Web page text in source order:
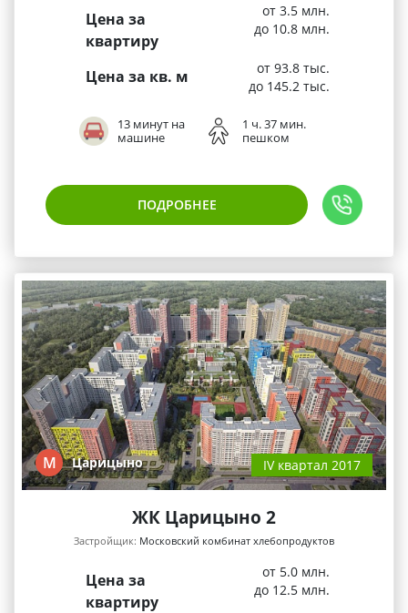
Цена за
квартиру
от 3.5 млн.
до 10.8 млн.
Цена за кв. м
от 93.8 тыс.
до 145.2 тыс.
13 минут на
машине
1 ч. 37 мин.
пешком
ПОДРОБНЕЕ
М Царицыно IV квартал 2017
ЖК Царицыно 2
Застройщик: Московский комбинат хлебопродуктов
Цена за
квартиру
от 5.0 млн.
до 12.5 млн.